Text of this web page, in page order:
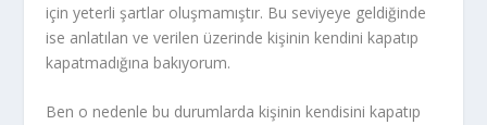
için yeterli şartlar oluşmamıştır. Bu seviyeye geldiğinde
ise anlatılan ve verilen üzerinde kişinin kendini kapatıp
kapatmadığına bakıyorum.
Ben o nedenle bu durumlarda kişinin kendisini kapatıp